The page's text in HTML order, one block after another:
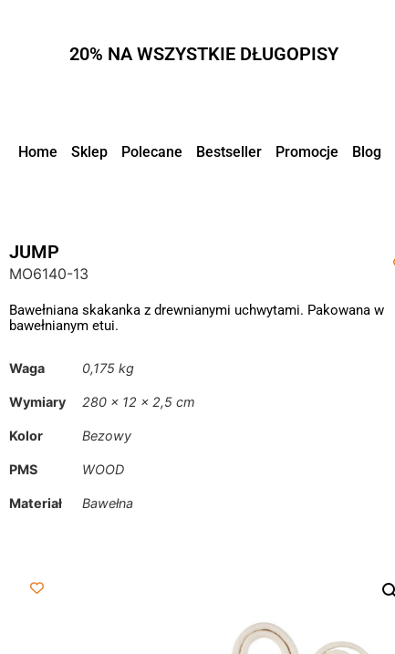
20% NA WSZYSTKIE DŁUGOPISY
Home Sklep Polecane Bestseller Promocje Blog
JUMP
MO6140-13
Bawełniana skakanka z drewnianymi uchwytami. Pakowana w
bawełnianym etui.
Waga 0,175 kg
Wymiary 280 × 12 × 2,5 cm
Kolor Bezowy
PMS WOOD
Materiał Bawełna